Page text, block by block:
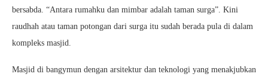
bersabda. “Antara rumahku dan mimbar adalah taman surga”. Kini
raudhah atau taman potongan dari surga itu sudah berada pula di dalam
kompleks masjid.
Masjid di bangymun dengan arsitektur dan teknologi yang menakjubkan